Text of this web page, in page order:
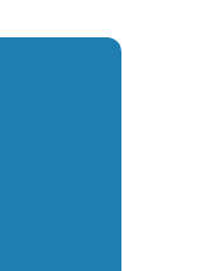
é controlado,
consegue